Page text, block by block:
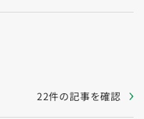
22件の記事を確認